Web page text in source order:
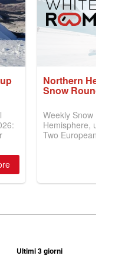
Ultimi 3 giorni